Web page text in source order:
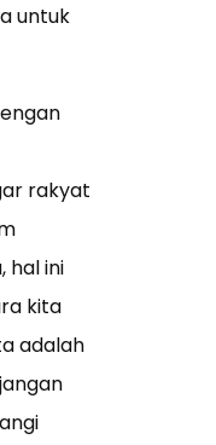
untuk
rakyat
hal ini
kita
adalah